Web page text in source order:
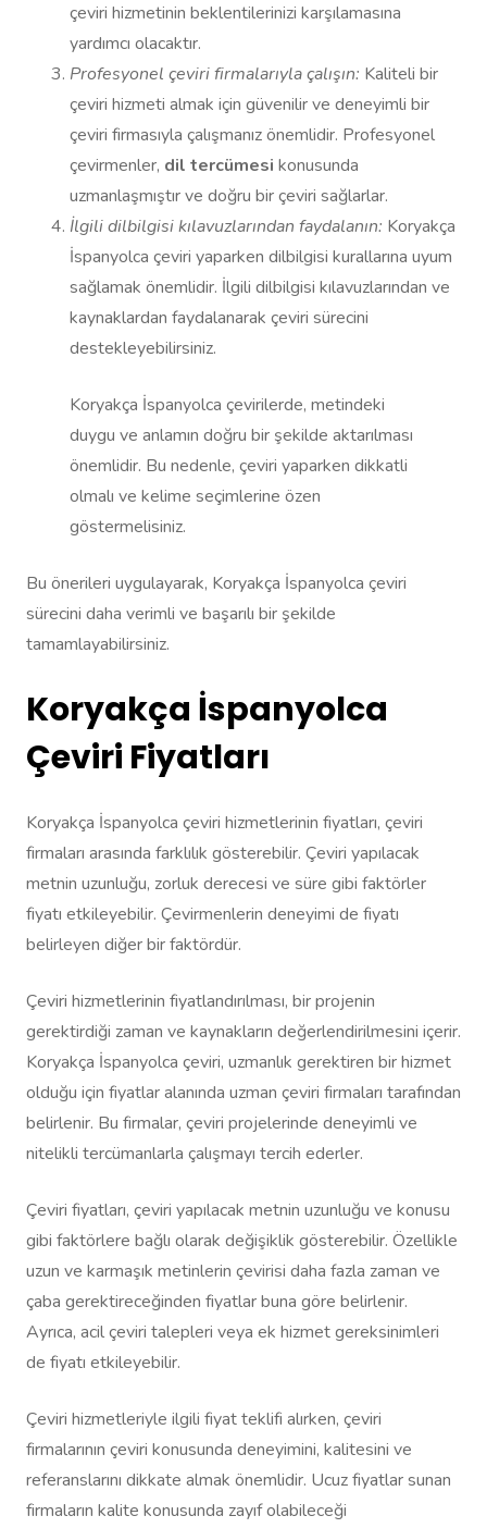
çeviri hizmetinin beklentilerinizi karşılamasına
yardımcı olacaktır.
Profesyonel çeviri firmalarıyla çalışın: Kaliteli bir
çeviri hizmeti almak için güvenilir ve deneyimli bir
çeviri firmasıyla çalışmanız önemlidir. Profesyonel
çevirmenler, dil tercümesi konusunda
uzmanlaşmıştır ve doğru bir çeviri sağlarlar.
İlgili dilbilgisi kılavuzlarından faydalanın: Koryakça
İspanyolca çeviri yaparken dilbilgisi kurallarına uyum
sağlamak önemlidir. İlgili dilbilgisi kılavuzlarından ve
kaynaklardan faydalanarak çeviri sürecini
destekleyebilirsiniz.
Koryakça İspanyolca çevirilerde, metindeki
duygu ve anlamın doğru bir şekilde aktarılması
önemlidir. Bu nedenle, çeviri yaparken dikkatli
olmalı ve kelime seçimlerine özen
göstermelisiniz.
Bu önerileri uygulayarak, Koryakça İspanyolca çeviri
sürecini daha verimli ve başarılı bir şekilde
tamamlayabilirsiniz.
Koryakça İspanyolca
Çeviri Fiyatları
Koryakça İspanyolca çeviri hizmetlerinin fiyatları, çeviri
firmaları arasında farklılık gösterebilir. Çeviri yapılacak
metnin uzunluğu, zorluk derecesi ve süre gibi faktörler
fiyatı etkileyebilir. Çevirmenlerin deneyimi de fiyatı
belirleyen diğer bir faktördür.
Çeviri hizmetlerinin fiyatlandırılması, bir projenin
gerektirdiği zaman ve kaynakların değerlendirilmesini içerir.
Koryakça İspanyolca çeviri, uzmanlık gerektiren bir hizmet
olduğu için fiyatlar alanında uzman çeviri firmaları tarafından
belirlenir. Bu firmalar, çeviri projelerinde deneyimli ve
nitelikli tercümanlarla çalışmayı tercih ederler.
Çeviri fiyatları, çeviri yapılacak metnin uzunluğu ve konusu
gibi faktörlere bağlı olarak değişiklik gösterebilir. Özellikle
uzun ve karmaşık metinlerin çevirisi daha fazla zaman ve
çaba gerektireceğinden fiyatlar buna göre belirlenir.
Ayrıca, acil çeviri talepleri veya ek hizmet gereksinimleri
de fiyatı etkileyebilir.
Çeviri hizmetleriyle ilgili fiyat teklifi alırken, çeviri
firmalarının çeviri konusunda deneyimini, kalitesini ve
referanslarını dikkate almak önemlidir. Ucuz fiyatlar sunan
firmaların kalite konusunda zayıf olabileceği